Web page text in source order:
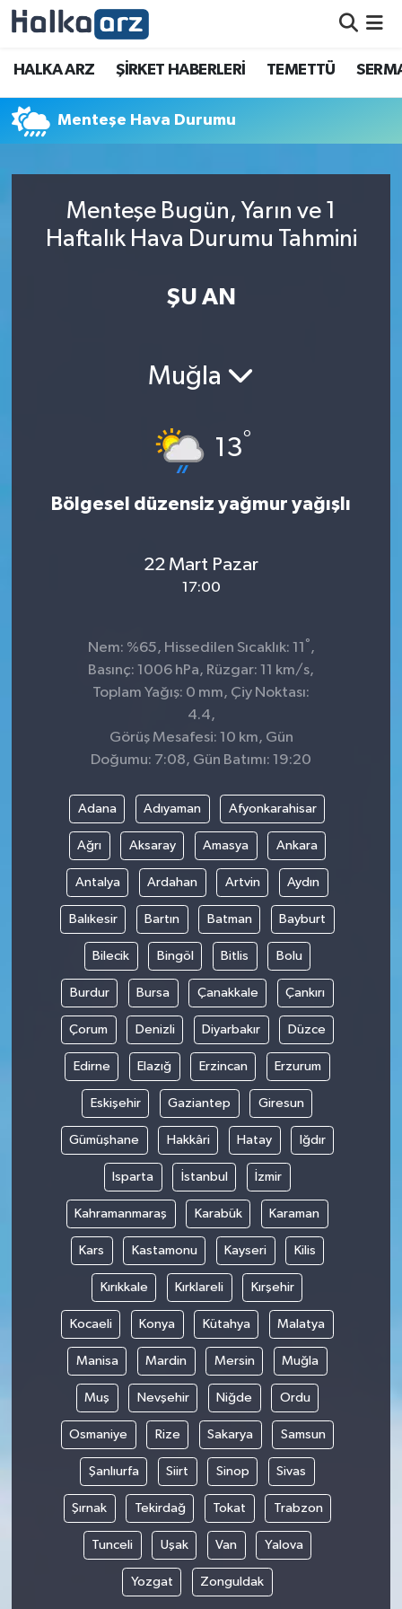
HALKA ARZ ŞİRKET HABERLERİ TEMETTÜ
Menteşe Hava Durumu
Menteşe Bugün, Yarın ve 1
Haftalık Hava Durumu Tahmini
ŞU AN
Muğla
13°
Bölgesel düzensiz yağmur yağışlı
22 Mart Pazar
17:00
Nem: %65, Hissedilen Sıcaklık: 11 °,
Basınç: 1006 hPa, Rüzgar: 11 km/s,
Toplam Yağış: 0 mm, Çiy Noktası:
4.4,
Görüş Mesafesi: 10 km, Gün
Doğumu: 7:08, Gün Batımı: 19:20
Adana Adıyaman Afyonkarahisar
Ağrı Aksaray Amasya Ankara
Antalya Ardahan Artvin Aydın
Balıkesir Bartın Batman Bayburt
Bilecik Bingöl Bitlis Bolu
Burdur Bursa Çanakkale Çankırı
Çorum Denizli Diyarbakır Düzce
Edirne Elazığ Erzincan Erzurum
Eskişehir Gaziantep Giresun
Gümüşhane Hakkâri Hatay Iğdır
Isparta İstanbul İzmir
Kahramanmaraş Karabük Karaman
Kars Kastamonu Kayseri Kilis
Kırıkkale Kırklareli Kırşehir
Kocaeli Konya Kütahya Malatya
Manisa Mardin Mersin Muğla
Muş Nevşehir Niğde Ordu
Osmaniye Rize Sakarya Samsun
Şanlıurfa Siirt Sinop Sivas
Şırnak Tekirdağ Tokat Trabzon
Tunceli Uşak Van Yalova
Yozgat Zonguldak
HALKA ARZ
SERMAYE ARTIRIMI
TEMETTÜ
İletişim